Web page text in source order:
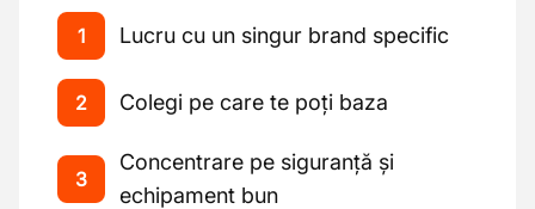
1 Lucru cu un singur brand specific
2 Colegi pe care te poți baza
3
Concentrare pe siguranță și
echipament bun